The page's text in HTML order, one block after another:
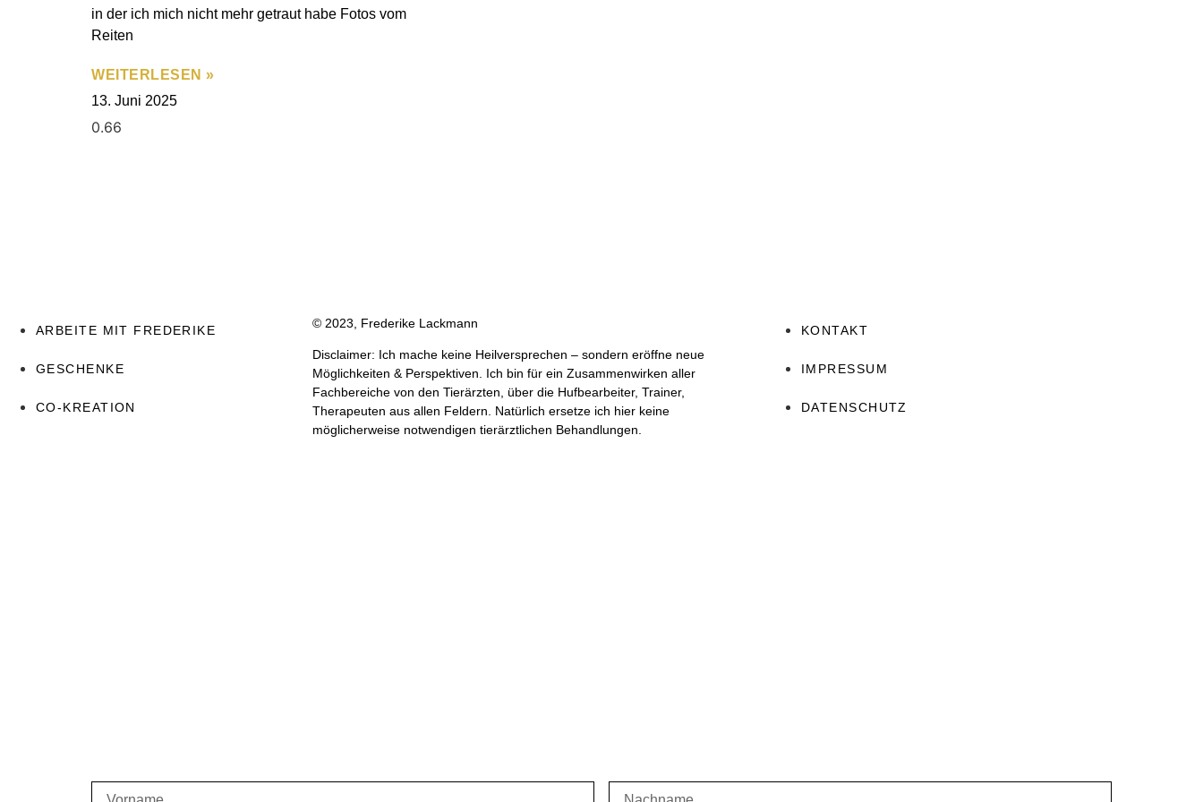
in der ich mich nicht mehr getraut habe Fotos vom
Reiten
WEITERLESEN »
13. Juni 2025
ARBEITE MIT FREDERIKE
GESCHENKE
CO-KREATION
© 2023, Frederike Lackmann
Disclaimer: Ich mache keine Heilversprechen – sondern eröffne neue
Möglichkeiten & Perspektiven. Ich bin für ein Zusammenwirken aller
Fachbereiche von den Tierärzten, über die Hufbearbeiter, Trainer,
Therapeuten aus allen Feldern. Natürlich ersetze ich hier keine
möglicherweise notwendigen tierärztlichen Behandlungen.
KONTAKT
IMPRESSUM
DATENSCHUTZ